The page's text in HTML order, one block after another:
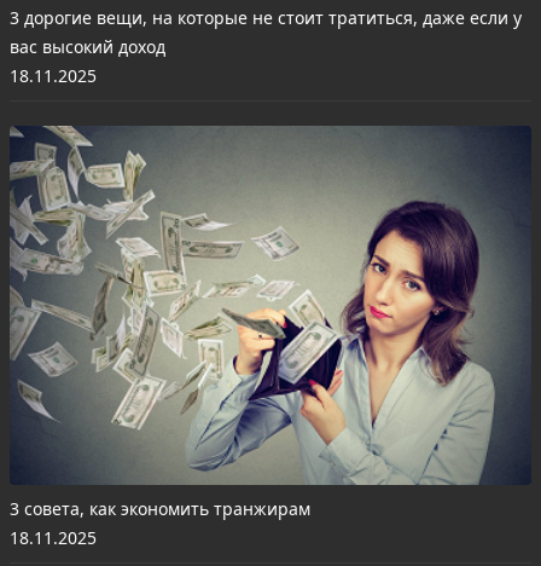
3 дорогие вещи, на которые не стоит тратиться, даже если у
вас высокий доход
18.11.2025
3 совета, как экономить транжирам
18.11.2025